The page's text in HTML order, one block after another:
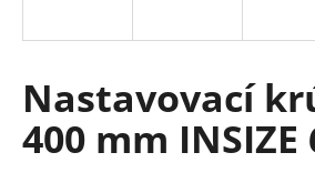
Nastavovací
400 mm INSIZE
s
ť
?